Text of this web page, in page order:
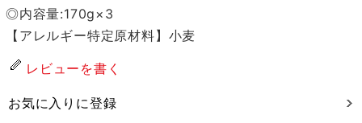
◎内容量:170g×3
【アレルギー特定原材料】小麦
レビューを書く
お気に入りに登録